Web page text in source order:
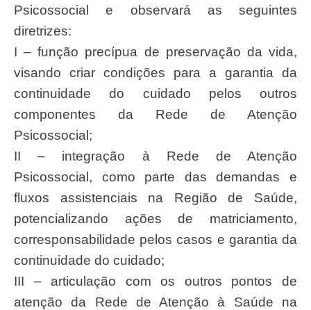
Psicossocial e observará as seguintes
diretrizes:
I – função precípua de preservação da vida,
visando criar condições para a garantia da
continuidade do cuidado pelos outros
componentes da Rede de Atenção
Psicossocial;
II – integração à Rede de Atenção
Psicossocial, como parte das demandas e
fluxos assistenciais na Região de Saúde,
potencializando ações de matriciamento,
corresponsabilidade pelos casos e garantia da
continuidade do cuidado;
III – articulação com os outros pontos de
atenção da Rede de Atenção à Saúde na